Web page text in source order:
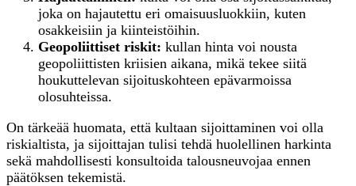
joka on hajautettu eri omaisuusluokkiin, kuten
osakkeisiin ja kiinteistöihin.
Geopoliittiset riskit: kullan hinta voi nousta
geopoliittisten kriisien aikana, mikä tekee siitä
houkuttelevan sijoituskohteen epävarmoissa
olosuhteissa.
On tärkeää huomata, että kultaan sijoittaminen voi olla
riskialtista, ja sijoittajan tulisi tehdä huolellinen harkinta
sekä mahdollisesti konsultoida talousneuvojaa ennen
päätöksen tekemistä.